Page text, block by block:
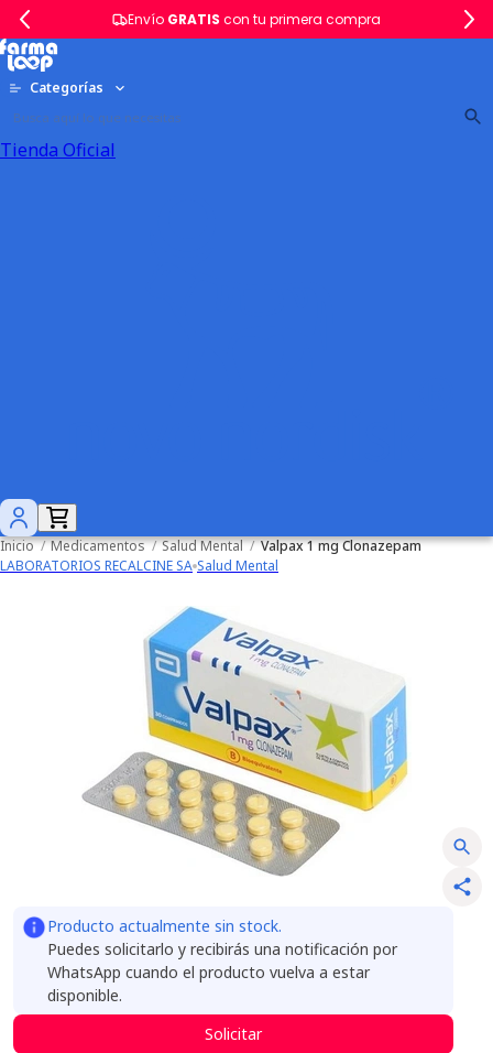
Envío GRATIS con tu primera compra
Categorías
Tienda Oficial
Inicio / Medicamentos / Salud Mental / Valpax 1 mg Clonazepam
LABORATORIOS RECALCINE SA Salud Mental
Producto actualmente sin stock.
Puedes solicitarlo y recibirás una notificación por
WhatsApp cuando el producto vuelva a estar
disponible.
Solicitar